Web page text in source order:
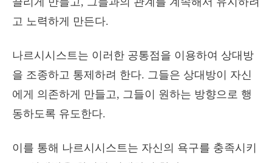
고 노력하게 만든다.
나르시시스트는 이러한 공통점을 이용하여 상대방
을 조종하고 통제하려 한다. 그들은 상대방이 자신
에게 의존하게 만들고, 그들이 원하는 방향으로 행
동하도록 유도한다.
이를 통해 나르시시스트는 자신의 욕구를 충족시키